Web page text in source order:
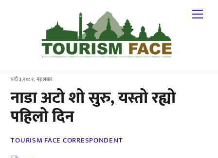
भदौ ३,२०८२, मङ्लबार
नाडा अटो शो सुरु, यस्तो रह्यो
पहिलो दिन
TOURISM FACE CORRESPONDENT